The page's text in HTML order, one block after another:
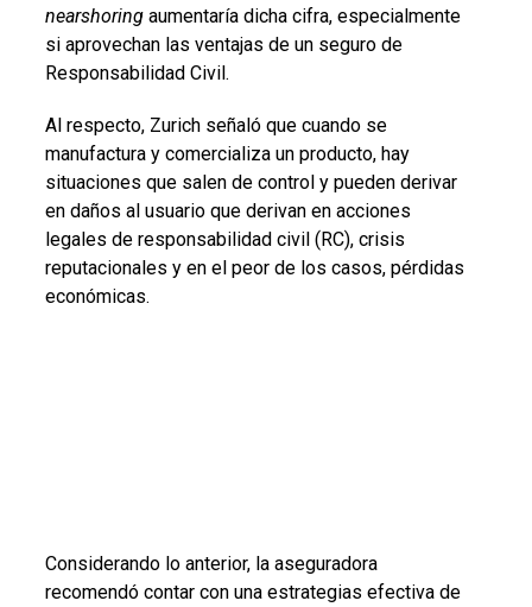
nearshoringaumentaría dicha cifra, especialmente
si aprovechan las ventajas de un seguro de
Responsabilidad Civil.
Al respecto, Zurich señaló que cuando se
manufactura y comercializa un producto, hay
situaciones que salen de control y pueden derivar
en daños al usuario que derivan en acciones
legales de responsabilidad civil (RC), crisis
reputacionales y en el peor de los casos, pérdidas
económicas.
Considerando lo anterior, la aseguradora
recomendó contar con una estrategias efectiva de